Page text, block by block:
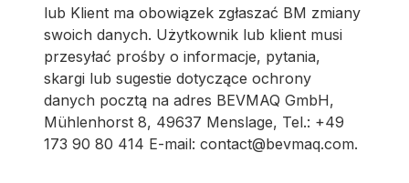
lub Klient ma obowiązek zgłaszać BM zmiany
swoich danych. Użytkownik lub klient musi
przesyłać prośby o informacje, pytania,
skargi lub sugestie dotyczące ochrony
danych pocztą na adres BEVMAQ GmbH,
Mühlenhorst 8, 49637 Menslage, Tel.: +49
173 90 80 414 E-mail: contact@bevmaq.com.